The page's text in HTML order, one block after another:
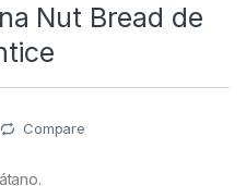
Nut Bread de
Compare